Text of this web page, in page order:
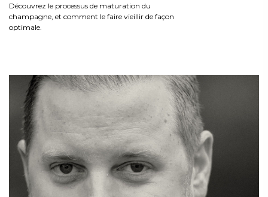
Découvrez le processus de maturation du
champagne, et comment le faire vieillir de façon
optimale.